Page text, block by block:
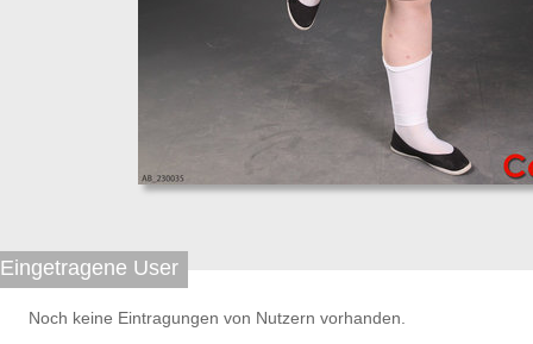
Eingetragene User
Noch keine Eintragungen von Nutzern vorhanden.